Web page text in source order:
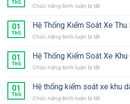
Th5
Chức năng bình luận bị tắtở
bị
giữ
chuyên
xe
gắn
01
Th5
Hệ Thống Kiểm Soát Xe Thu
Chức năng bình luận bị tắtở
Thống
Soát
Thu
01
Th5
Hệ Thống Kiểm Soát Xe Khu
Chức năng bình luận bị tắtở
Thống
Soát
01
Th5
Hệ thống kiểm soát xe khu
Chức năng bình luận bị tắtở